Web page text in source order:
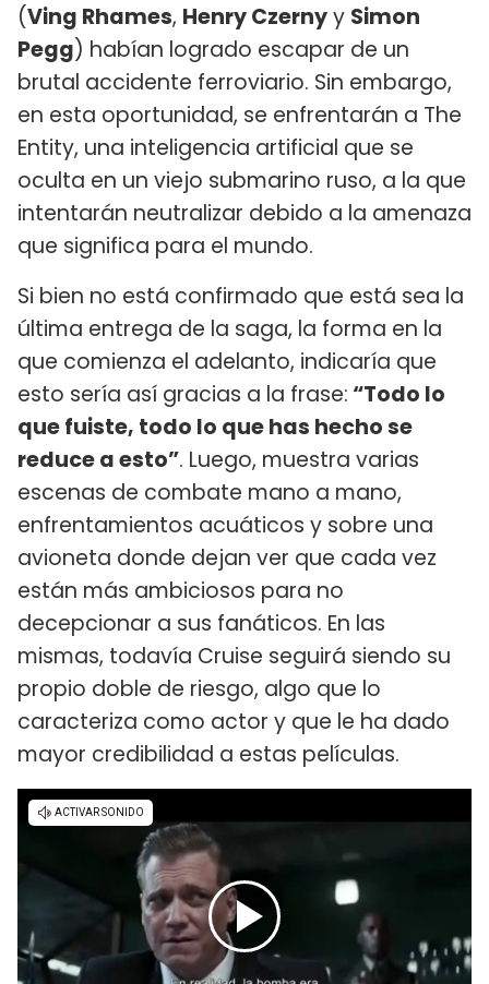
(Ving Rhames, Henry Czernyy Simon
Pegg) habían logrado escapar de un
brutal accidente ferroviario. Sin embargo,
en esta oportunidad, se enfrentarán a The
Entity, una inteligencia artificial que se
oculta en un viejo submarino ruso, a la que
intentarán neutralizar debido a la amenaza
que significa para el mundo.
Si bien no está confirmado que está sea la
última entrega de la saga, la forma en la
que comienza el adelanto, indicaría que
esto sería así gracias a la frase: “Todo lo
que fuiste, todo lo que has hecho se
reduce a esto”. Luego, muestra varias
escenas de combate mano a mano,
enfrentamientos acuáticos y sobre una
avioneta donde dejan ver que cada vez
están más ambiciosos para no
decepcionar a sus fanáticos. En las
mismas, todavía Cruise seguirá siendo su
propio doble de riesgo, algo que lo
caracteriza como actor y que le ha dado
mayor credibilidad a estas películas.